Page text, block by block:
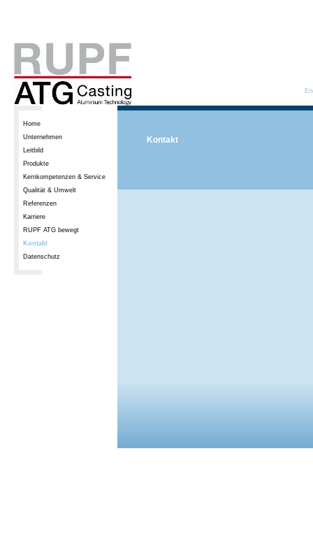
Home
Unternehmen
Leitbild
Produkte
Kernkompetenzen & Service
Qualität & Umwelt
Referenzen
Karriere
RUPF ATG bewegt
Kontakt
Datenschutz
Kontakt